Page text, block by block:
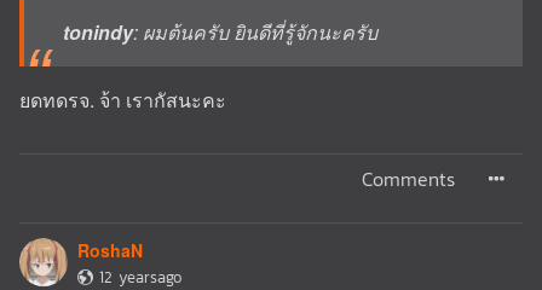
tonindy: ผมต้นครับ ยินดีที่รู้จักนะครับ
ยดทดรจ. จ้า เรากัสนะคะ
Comments
RoshaN
12 yearsago